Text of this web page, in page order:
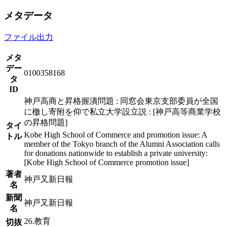
メタデータ
ファイル出力
メタ
デー
タ
ID
0100358168
タイ
トル
神戸高商と昇格握潰問題 : 同窓会東京支部委員が全国
に檄し寄附を仰で私立大学設立説 : [神戸高等商業学校
の昇格問題]
Kobe High School of Commerce and promotion issue: A
member of the Tokyo branch of the Alumni Association calls
for donations nationwide to establish a private university:
[Kobe High School of Commerce promotion issue]
著者
名
神戸又新日報
新聞
名
神戸又新日報
切抜 26.教育